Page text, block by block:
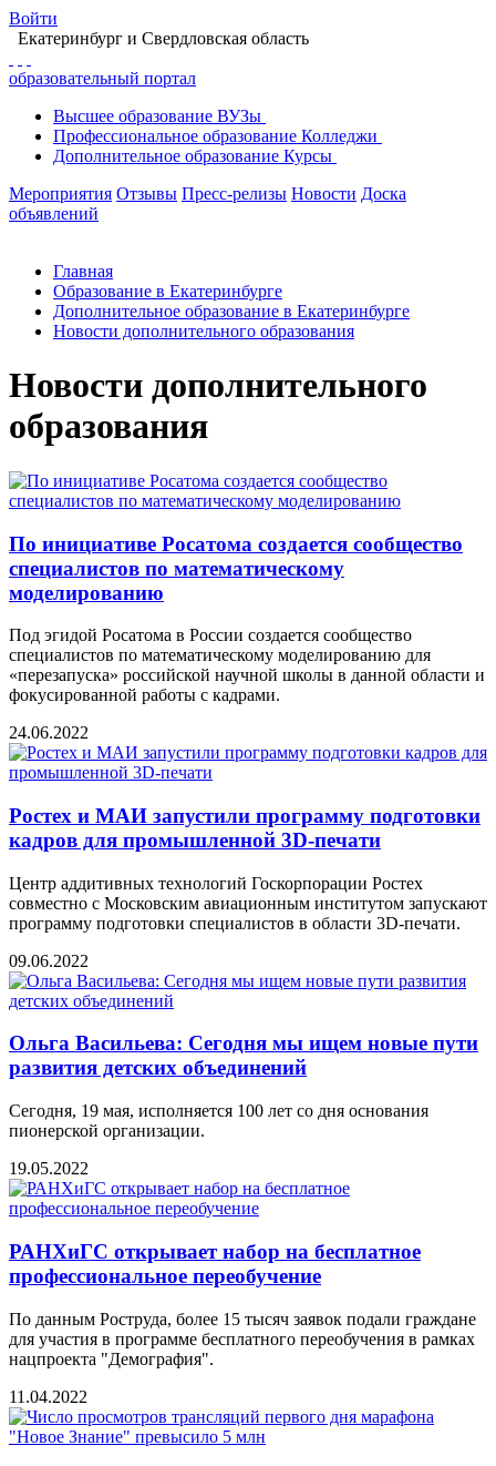
Войти
Екатеринбург и Свердловская область
образовательный портал
Высшее образование ВУЗы
Профессиональное образование Колледжи
Дополнительное образование Курсы
Мероприятия Отзывы Пресс-релизы Новости Доска
объявлений
Главная
Образование в Екатеринбурге
Дополнительное образование в Екатеринбурге
Новости дополнительного образования
Новости дополнительного
образования
По инициативе Росатома создается сообщество
специалистов по математическому
моделированию
Под эгидой Росатома в России создается сообщество
специалистов по математическому моделированию для
«перезапуска» российской научной школы в данной области и
фокусированной работы с кадрами.
24.06.2022
Ростех и МАИ запустили программу подготовки
кадров для промышленной 3D-печати
Центр аддитивных технологий Госкорпорации Ростех
совместно с Московским авиационным институтом запускают
программу подготовки специалистов в области 3D-печати.
09.06.2022
Ольга Васильева: Сегодня мы ищем новые пути
развития детских объединений
Сегодня, 19 мая, исполняется 100 лет со дня основания
пионерской организации.
19.05.2022
РАНХиГС открывает набор на бесплатное
профессиональное переобучение
По данным Роструда, более 15 тысяч заявок подали граждане
для участия в программе бесплатного переобучения в рамках
нацпроекта "Демография".
11.04.2022